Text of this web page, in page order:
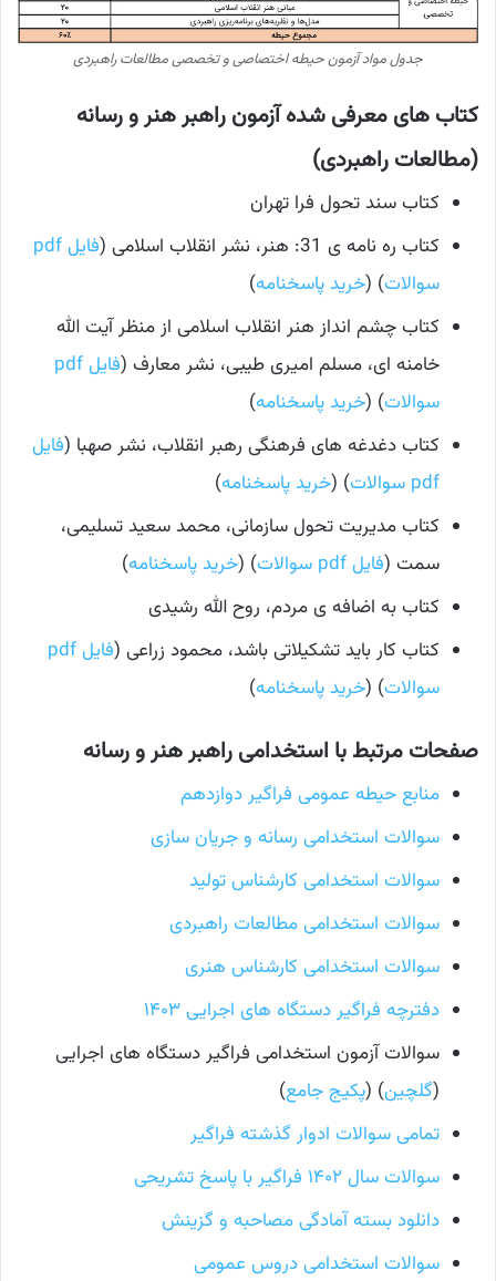
جدول مواد آزمون حیطه اختصاصی و تخصصی مطالعات راهبردی
کتاب های معرفی شده آزمون راهبر هنر و رسانه
(مطالعات راهبردی)
کتاب سند تحول فرا تهران
کتاب ره نامه ی 31: هنر، نشر انقلاب اسلامی (
فایل pdf
سوالات) (خرید پاسخنامه)
کتاب چشم انداز هنر انقلاب اسلامی از منظر آیت الله
خامنه ای، مسلم امیری طیبی، نشر معارف (
فایل pdf
سوالات) (خرید پاسخنامه)
کتاب دغدغه های فرهنگی رهبر انقلاب، نشر صهبا (فایل
pdf سوالات
) (خرید پاسخنامه)
کتاب مدیریت تحول سازمانی، محمد سعید تسلیمی،
سمت (فایل pdf سوالات ) (خرید پاسخنامه)
کتاب به اضافه ی مردم، روح الله رشیدی
کتاب کار باید تشکیلاتی باشد، محمود زراعی (
فایل pdf
سوالات) (خرید پاسخنامه)
صفحات مرتبط با استخدامی راهبر هنر و رسانه
منابع حیطه عمومی فراگیر دوازدهم
سوالات استخدامی رسانه و جریان سازی
سوالات استخدامی کارشناس تولید
سوالات استخدامی مطالعات راهبردی
سوالات استخدامی کارشناس هنری
دفترچه فراگیر دستگاه های اجرایی ۱۴۰۳
سوالات آزمون استخدامی فراگیر دستگاه های اجرایی
(گلچین) (پکیج جامع)
تمامی سوالات ادوار گذشته فراگیر
سوالات سال ۱۴۰۲ فراگیر با پاسخ تشریحی
دانلود بسته آمادگی مصاحبه و گزینش
سوالات استخدامی دروس عمومی